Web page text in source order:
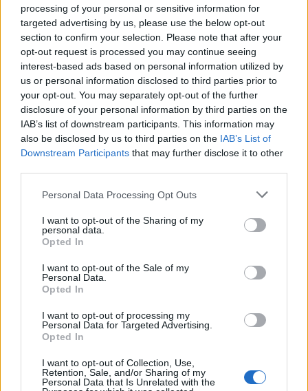
processing of your personal or sensitive information for
targeted advertising by us, please use the below opt-out
section to confirm your selection. Please note that after your
opt-out request is processed you may continue seeing
interest-based ads based on personal information utilized by
us or personal information disclosed to third parties prior to
your opt-out. You may separately opt-out of the further
disclosure of your personal information by third parties on the
IAB’s list of downstream participants. This information may
also be disclosed by us to third parties on the IAB’s List of
Downstream Participants that may further disclose it to other
Please note that this website/app uses one or more Google
not limited to your visit or usage behaviour. You may click to
grant or deny consent to Google and its third-party tags to
use your data for below specified purposes in below Google
consent section.
Personal Data Processing Opt Outs
I want to opt-out of the Sharing of my
personal data.
Opted In
I want to opt-out of the Sale of my
Personal Data.
Opted In
I want to opt-out of processing my
Personal Data for Targeted Advertising.
Opted In
I want to opt-out of Collection, Use,
Retention, Sale, and/or Sharing of my
Personal Data that Is Unrelated with the
Nem akarlak provokálni a kérdéssel, de a te
dolgod mégiscsak az, hogy főzz a konyhán. A
szereped egy picit most megváltozik. Ki az, aki
vendég többet kaphasson belőled?
Nagyon jó kérdés, de nem érzem provokációnak,
mert valójában én ugyanazt fogom csinálni, mint
ugyanúgy készítem az ételeket, ugyanúgy tálalok,
sütök, pirítok, dolgozom egész nap azért, hogy este
Szerintem ez nagyon hasonlít ahhoz, amikor valaki
hogy egyszer csak megérkezik az étel az asztalra. A
házigazda egész nap készül: főz, pakol, takarít, zenét